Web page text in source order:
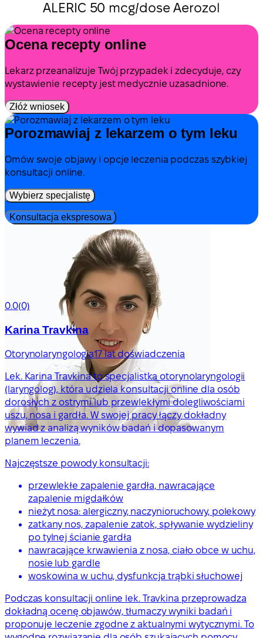
ALERIC 50 mcg/dose Aerozol
Ocena recepty online
Lekarz przeanalizuje Twój przypadek i zdecyduje, czy
wystawienie recepty jest medycznie uzasadnione.
Złóż wniosek
Porozmawiaj z lekarzem o tym leku
Omów swoje objawy i opcje leczenia podczas szybkiej
konsultacji online.
Wybierz specjalistę
Konsultacja ekspresowa
0.0(0)
Karina Travkina
Otorynolaryngologia17 lat doświadczenia
Lek. Karina Travkina to specjalistka otorynolaryngologii
(laryngolog), która udziela konsultacji online dla osób
dorosłych z ostrymi lub przewlekłymi dolegliwościami
uszu, nosa i gardła. W swojej pracy łączy dokładny
wywiad z analizą wyników badań i dopasowanym
planem leczenia.
Najczęstsze powody konsultacji:
przewlekłe zapalenie gardła, nawracające
zapalenie migdałków
nieżyt nosa: alergiczny, naczynioruchowy, polekowy
zatkany nos, zapalenie zatok, spływanie wydzieliny
po tylnej ścianie gardła
nawracające krwawienia z nosa, ciało obce w uchu,
nosie lub gardle
woskowina w uchu, dysfunkcja trąbki słuchowej
Podczas konsultacji online lek. Travkina przeprowadza
dokładną ocenę objawów, tłumaczy wyniki badań i
proponuje leczenie zgodne z aktualnymi wytycznymi. To